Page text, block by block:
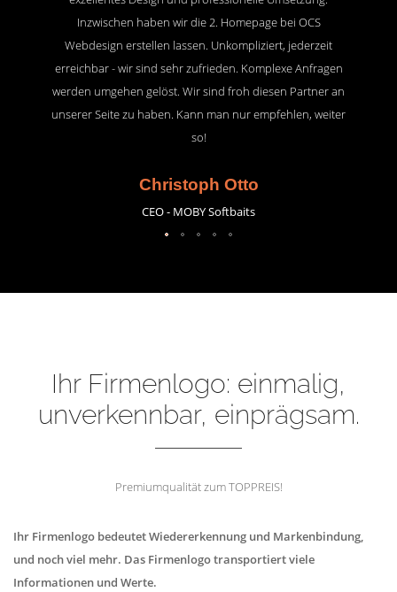
Inzwischen haben wir die 2. Homepage bei OCS
Webdesign erstellen lassen. Unkompliziert, jederzeit
erreichbar - wir sind sehr zufrieden. Komplexe Anfragen
werden umgehen gelöst. Wir sind froh diesen Partner an
unserer Seite zu haben. Kann man nur empfehlen, weiter
so!
Christoph Otto
CEO - MOBY Softbaits
Ihr Firmenlogo: einmalig,
unverkennbar, einprägsam.
Premiumqualität zum TOPPREIS!
Ihr Firmenlogo bedeutet Wiedererkennung und Markenbindung,
und noch viel mehr. Das Firmenlogo transportiert viele
Informationen und Werte.